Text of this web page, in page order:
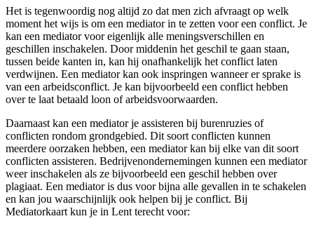
Het is tegenwoordig nog altijd zo dat men zich afvraagt op welk
moment het wijs is om een mediator in te zetten voor een conflict. Je
kan een mediator voor eigenlijk alle meningsverschillen en
geschillen inschakelen. Door middenin het geschil te gaan staan,
tussen beide kanten in, kan hij onafhankelijk het conflict laten
verdwijnen. Een mediator kan ook inspringen wanneer er sprake is
van een arbeidsconflict. Je kan bijvoorbeeld een conflict hebben
over te laat betaald loon of arbeidsvoorwaarden.
Daarnaast kan een mediator je assisteren bij burenruzies of
conflicten rondom grondgebied. Dit soort conflicten kunnen
meerdere oorzaken hebben, een mediator kan bij elke van dit soort
conflicten assisteren. Bedrijvenondernemingen kunnen een mediator
weer inschakelen als ze bijvoorbeeld een geschil hebben over
plagiaat. Een mediator is dus voor bijna alle gevallen in te schakelen
en kan jou waarschijnlijk ook helpen bij je conflict. Bij
Mediatorkaart kun je in Lent terecht voor: